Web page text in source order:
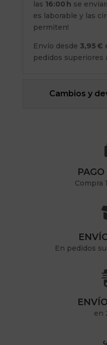
las 16:00 h se
es laborable y las
permiten!
Envío desde 3,95 €
pedidos superiores
Cambios y
Compra
En pedidos
en